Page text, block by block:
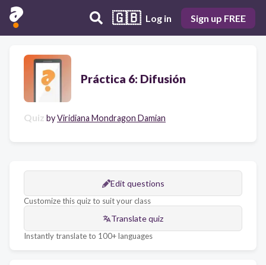
🇬🇧 Log in Sign up FREE
Práctica 6: Difusión
Quiz byViridiana Mondragon Damian
Edit questions
Customize this quiz to suit your class
Translate quiz
Instantly translate to 100+ languages